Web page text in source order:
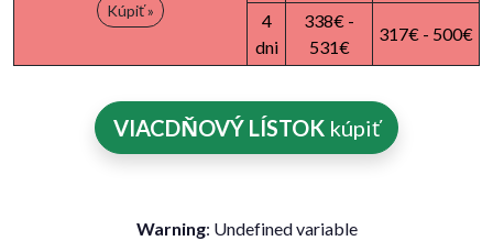
Kúpiť »
4
dni
338€ -
531€
317€ - 500€
VIACDŇOVÝ LÍSTOK kúpiť
Warning: Undefined variable